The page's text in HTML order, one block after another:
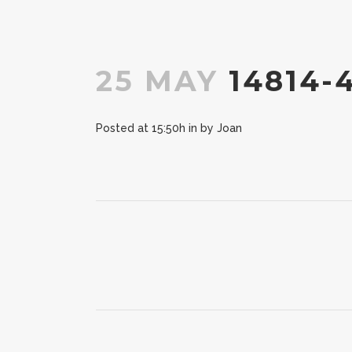
25 MAY 14814-
Posted at 15:50h in by Joan